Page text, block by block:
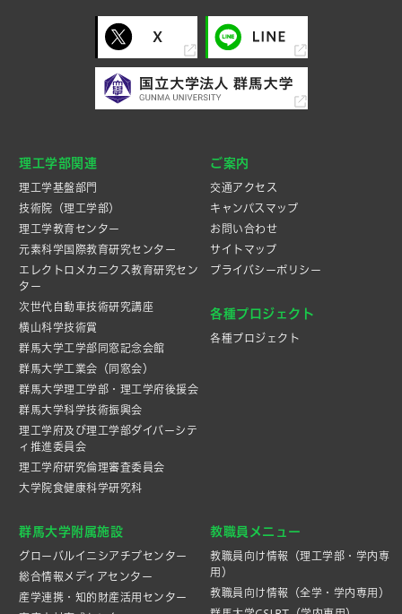
理工学部関連
理工学基盤部門
技術院（理工学部）
理工学教育センター
元素科学国際教育研究センター
エレクトロメカニクス教育研究セン
ター
次世代自動車技術研究講座
横山科学技術賞
群馬大学工学部同窓記念会館
群馬大学工業会（同窓会）
群馬大学理工学部・理工学府後援会
群馬大学科学技術振興会
理工学府及び理工学部ダイバーシテ
ィ推進委員会
理工学府研究倫理審査委員会
大学院食健康科学研究科
ご案内
交通アクセス
キャンパスマップ
お問い合わせ
サイトマップ
プライバシーポリシー
各種プロジェクト
各種プロジェクト
群馬大学附属施設
グローバルイニシアチブセンター
総合情報メディアセンター
産学連携・知的財産活⽤センター
教職員メニュー
教職員向け情報（理工学部・学内専
用）
教職員向け情報（全学・学内専用）